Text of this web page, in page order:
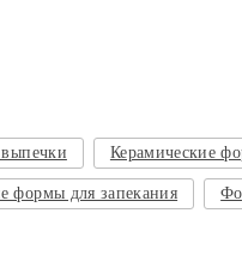
Керамические
формы для запекания